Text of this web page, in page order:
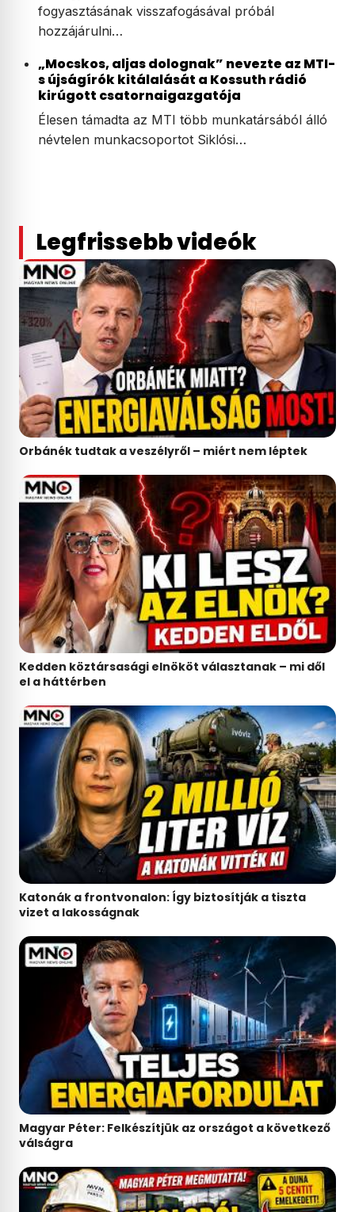
fogyasztásának visszafogásával próbál
hozzájárulni…
„Mocskos, aljas dolognak” nevezte az MTI-
s újságírók kitálalását a Kossuth rádió
kirúgott csatornaigazgatója
Élesen támadta az MTI több munkatársából álló
névtelen munkacsoportot Siklósi…
Legfrissebb videók
Orbánék tudtak a veszélyről – miért nem léptek
Kedden köztársasági elnököt választanak – mi dől
el a háttérben
Katonák a frontvonalon: Így biztosítják a tiszta
vizet a lakosságnak
Magyar Péter: Felkészítjük az országot a következő
válságra